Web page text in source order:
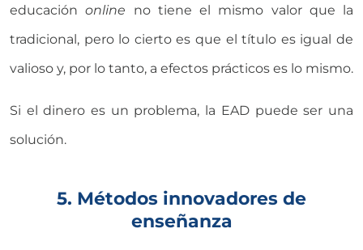
educaciónonline no tiene el mismo valor que la
tradicional, pero lo cierto es que el título es igual de
valioso y, por lo tanto, a efectos prácticos es lo mismo.
Si el dinero es un problema, la EAD puede ser una
solución.
5. Métodos innovadores de
enseñanza